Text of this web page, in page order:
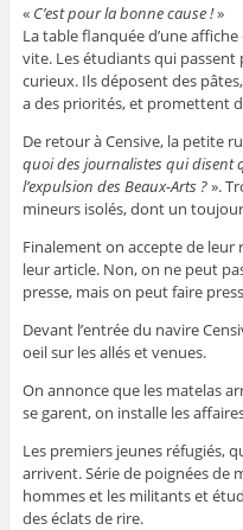
« C’est pour la bonne cause !»
La table flanquée d’une
vite. Les étudiants qui passent
curieux. Ils déposent des
a des priorités, et promettent
De retour à Censive, la petite
quoi des journalistes qui disent
l’expulsion des Beaux-Arts ?».
mineurs isolés, dont un
Finalement on accepte de leur
leur article. Non, on ne peut
presse, mais on peut faire
Devant l’entrée du navire
oeil sur les allés et venues.
On annonce que les matelas
se garent, on installe les
Les premiers jeunes réfugiés,
arrivent. Série de poignées de
hommes et les militants et
des éclats de rire.